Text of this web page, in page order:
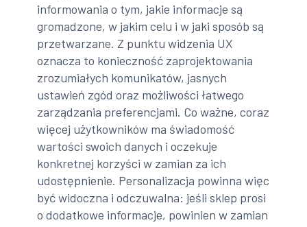
informowania o tym, jakie informacje są
gromadzone, w jakim celu i w jaki sposób są
przetwarzane. Z punktu widzenia UX
oznacza to konieczność zaprojektowania
zrozumiałych komunikatów, jasnych
ustawień zgód oraz możliwości łatwego
zarządzania preferencjami. Co ważne, coraz
więcej użytkowników ma świadomość
wartości swoich danych i oczekuje
konkretnej korzyści w zamian za ich
udostępnienie. Personalizacja powinna więc
być widoczna i odczuwalna: jeśli sklep prosi
o dodatkowe informacje, powinien w zamian